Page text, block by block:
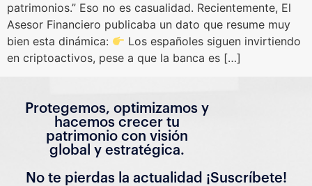
patrimonios.” Eso no es casualidad. Recientemente, El
Asesor Financiero publicaba un dato que resume muy
bien esta dinámica:
Los españoles siguen invirtiendo
en criptoactivos, pese a que la banca es […]
Protegemos, optimizamos y
hacemos crecer tu
patrimonio con visión
global y estratégica.
No te pierdas la actualidad ¡Suscríbete!